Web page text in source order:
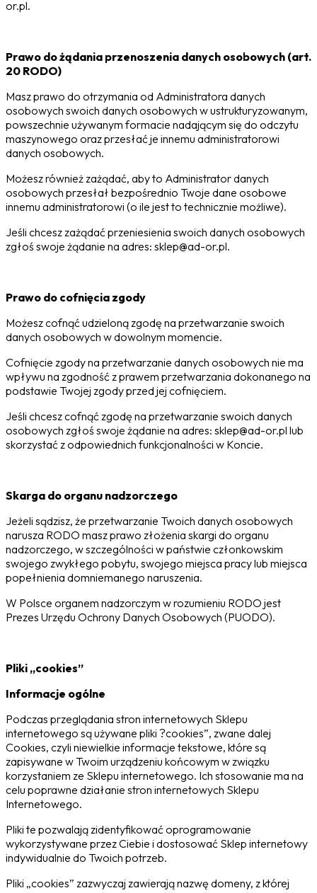
or.pl.
Prawo do żądania przenoszenia danych osobowych (art.
20 RODO)
Masz prawo do otrzymania od Administratora danych
osobowych swoich danych osobowych w ustrukturyzowanym,
powszechnie używanym formacie nadającym się do odczytu
maszynowego oraz przesłać je innemu administratorowi
danych osobowych.
Możesz również zażądać, aby to Administrator danych
osobowych przesłał bezpośrednio Twoje dane osobowe
innemu administratorowi (o ile jest to technicznie możliwe).
Jeśli chcesz zażądać przeniesienia swoich danych osobowych
zgłoś swoje żądanie na adres: sklep@ad-or.pl.
Prawo do cofnięcia zgody
Możesz cofnąć udzieloną zgodę na przetwarzanie swoich
danych osobowych w dowolnym momencie.
Cofnięcie zgody na przetwarzanie danych osobowych nie ma
wpływu na zgodność z prawem przetwarzania dokonanego na
podstawie Twojej zgody przed jej cofnięciem.
Jeśli chcesz cofnąć zgodę na przetwarzanie swoich danych
osobowych zgłoś swoje żądanie na adres: sklep@ad-or.pl lub
skorzystać z odpowiednich funkcjonalności w Koncie.
Skarga do organu nadzorczego
Jeżeli sądzisz, że przetwarzanie Twoich danych osobowych
narusza RODO masz prawo złożenia skargi do organu
nadzorczego, w szczególności w państwie członkowskim
swojego zwykłego pobytu, swojego miejsca pracy lub miejsca
popełnienia domniemanego naruszenia.
W Polsce organem nadzorczym w rozumieniu RODO jest
Prezes Urzędu Ochrony Danych Osobowych (PUODO).
Pliki „cookies”
Informacje ogólne
Podczas przeglądania stron internetowych Sklepu
internetowego są używane pliki ?cookies”, zwane dalej
Cookies, czyli niewielkie informacje tekstowe, które są
zapisywane w Twoim urządzeniu końcowym w związku
korzystaniem ze Sklepu internetowego. Ich stosowanie ma na
celu poprawne działanie stron internetowych Sklepu
Internetowego.
Pliki te pozwalają zidentyfikować oprogramowanie
wykorzystywane przez Ciebie i dostosować Sklep internetowy
indywidualnie do Twoich potrzeb.
Pliki „cookies” zazwyczaj zawierają nazwę domeny, z której